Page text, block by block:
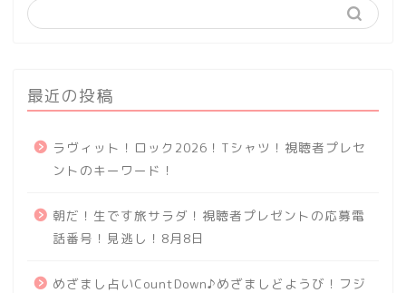
最近の投稿
ラヴィット！ロック2026！Tシャツ！視聴者プレセ
ントのキーワード！
朝だ！生です旅サラダ！視聴者プレゼントの応募電
話番号！見逃し！8月8日
めざまし占いCountDown♪めざましどようび！フジ